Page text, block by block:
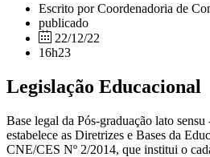
Escrito por Coordenadoria de
publicado
22/12/22
16h23
Legislação Educacional
Base legal da Pós-graduação lato
estabelece as Diretrizes e Bases da
CNE/CES Nº 2/2014, que institui o